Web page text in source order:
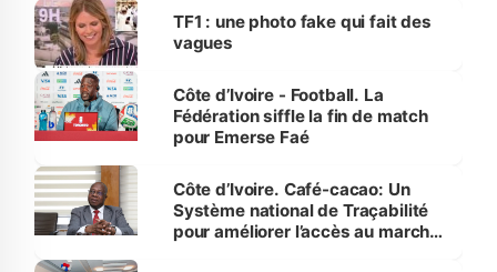
sur la scène internationale »
TF1 : une photo fake qui fait des
vagues
Côte d’Ivoire - Football. La
Fédération siffle la fin de match
pour Emerse Faé
Côte d’Ivoire. Café-cacao: Un
Système national de Traçabilité
pour améliorer l’accès au marché